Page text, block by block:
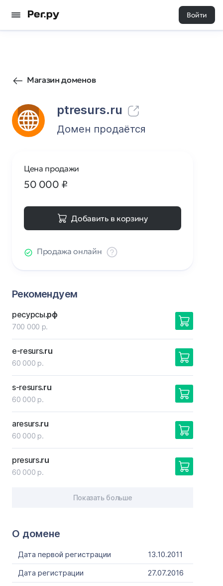
Войти
Магазин доменов
ptresurs.ru
1781 0
Домен продаётся
О домене
Дата первой регистрации
13.10.2011
Дата регистрации
27.07.2016
Цена продажи
50 000 ₽
Добавить в корзину
Продажа онлайн
Рекомендуем
ресурсы.рф
700 000 р.
e-resurs.ru
60 000 р.
s-resurs.ru
60 000 р.
aresurs.ru
60 000 р.
presurs.ru
60 000 р.
Показать больше